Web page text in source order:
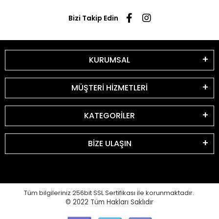
Bizi Takip Edin
KURUMSAL
MÜŞTERİ HİZMETLERİ
KATEGORİLER
BİZE ULAŞIN
Tüm bilgileriniz 256bit SSL Sertifikası ile korunmaktadır.
© 2022 Tüm Hakları Saklıdır